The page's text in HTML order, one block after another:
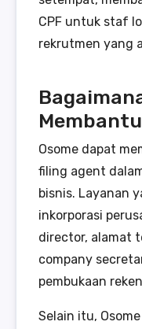
CPF untuk staf
rekrutmen yang
Membantu
Osome dapat
filing agent
bisnis. Layanan
inkorporasi
director, alamat
company
pembukaan
Selain itu,